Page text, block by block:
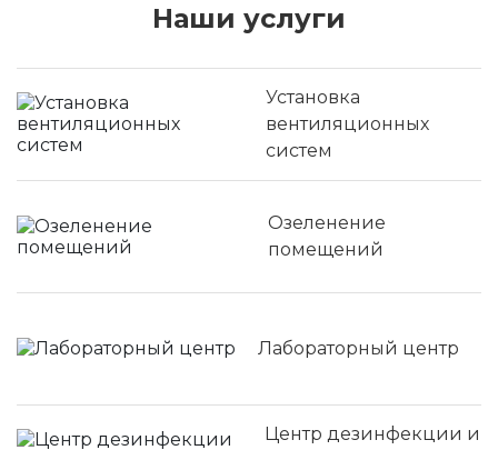
Наши услуги
Установка
вентиляционных
систем
Озеленение
помещений
Лабораторный центр
Центр дезинфекции и